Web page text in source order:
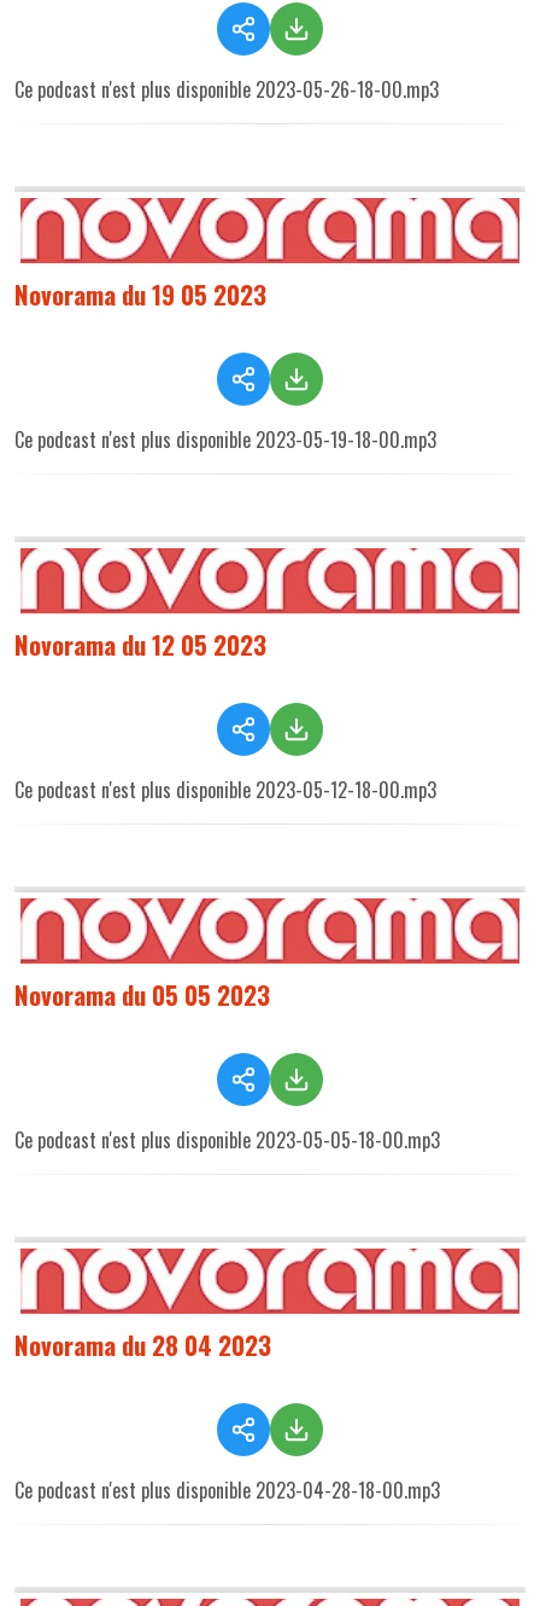
Ce podcast n'est plus disponible 2023-05-26-18-00.mp3
Novorama du 19 05 2023
Ce podcast n'est plus disponible 2023-05-19-18-00.mp3
Novorama du 12 05 2023
Ce podcast n'est plus disponible 2023-05-12-18-00.mp3
Novorama du 05 05 2023
Ce podcast n'est plus disponible 2023-05-05-18-00.mp3
Novorama du 28 04 2023
Ce podcast n'est plus disponible 2023-04-28-18-00.mp3